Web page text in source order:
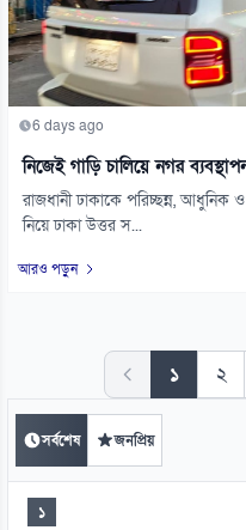
6 days ago
নিজেই গাড়ি চালিয়ে নগর
রাজধানী ঢাকাকে পরিচ্ছন্ন, আধুনিক
নিয়ে ঢাকা উত্তর স...
আরও পড়ুন
১ ২
সর্বশেষ জনপ্রিয়
১